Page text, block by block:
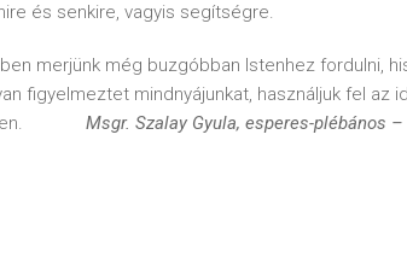
és senkire, vagyis segítségre.
merjünk még buzgóbban Istenhez fordulni,
figyelmeztet mindnyájunkat, használjuk fel az
Msgr. Szalay Gyula, esperes-plébános